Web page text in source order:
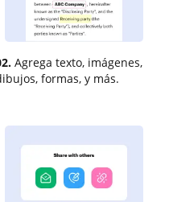
Agrega texto, imágenes,
formas, y más.